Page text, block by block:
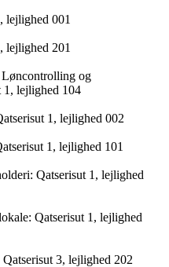
lejlighed 001
lejlighed 201
og
1, lejlighed 104
1, lejlighed 002
1, lejlighed 101
Qatserisut 1, lejlighed
Qatserisut 1, lejlighed
3, lejlighed 202